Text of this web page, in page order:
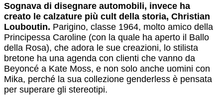
Sognava di disegnare automobili, invece ha
creato le calzature più cult della storia, Christian
Louboutin. Parigino, classe 1964, molto amico della
Principessa Caroline (con la quale ha aperto il Ballo
della Rosa), che adora le sue creazioni, lo stilista
bretone ha una agenda con clienti che vanno da
Beyoncé a Kate Moss, e non solo anche uomini con
Mika, perché la sua collezione genderless è pensata
per superare gli stereotipi.